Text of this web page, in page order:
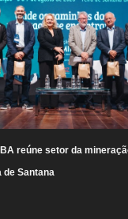
reúne setor da
de Santana